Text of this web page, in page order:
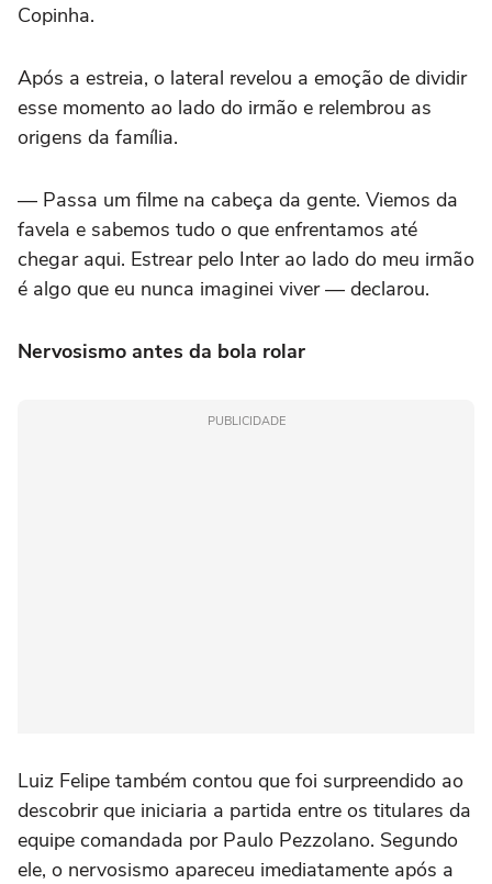
Copinha.
Após a estreia, o lateral revelou a emoção de dividir
esse momento ao lado do irmão e relembrou as
origens da família.
— Passa um filme na cabeça da gente. Viemos da
favela e sabemos tudo o que enfrentamos até
chegar aqui. Estrear pelo Inter ao lado do meu irmão
é algo que eu nunca imaginei viver — declarou.
Nervosismo antes da bola rolar
PUBLICIDADE
Luiz Felipe também contou que foi surpreendido ao
descobrir que iniciaria a partida entre os titulares da
equipe comandada por Paulo Pezzolano. Segundo
ele, o nervosismo apareceu imediatamente após a